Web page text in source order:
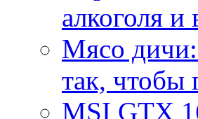
алкоголя
Мясо дичи:
так, чтобы
MSI GTX